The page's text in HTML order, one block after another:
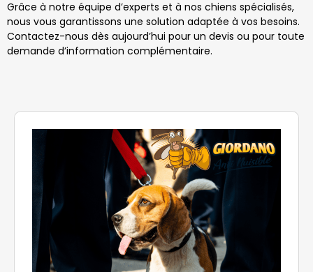
Grâce à notre équipe d’experts et à nos chiens spécialisés,
nous vous garantissons une solution adaptée à vos besoins.
Contactez-nous dès aujourd’hui pour un devis ou pour toute
demande d’information complémentaire.